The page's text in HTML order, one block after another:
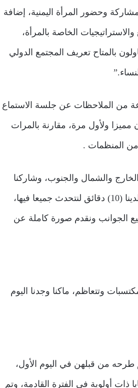
وحضور المرأة اليمنية، إضافة
الخاصة بالمرأة،
بالمتاح تعريف المجتمع الدولي
من الملاحظات عن جلسة الاستماع
مميزا ولأول مرة، مقارنة بالمرات
من المنظمات .
والشمال والجنوب، وشاركنا
جميعا في الإعداد والصياغة لتلك التقارير، ليكون هناك (6) تقارير ظل، ورغم أنه كان لدينا (10) دقائق لنتحدث جميعا فيها،
الجوانب ونقدم صورة كاملة عن
وتتعاظم، ماكنا وجدنا اليوم
للإجابة على ماتم طرحه من قبلهن في اليوم الأول،
أولوية في الفترة القادمة، وتم